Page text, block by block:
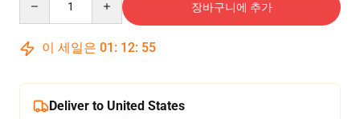
장바구니에 추가
이 세일은 01 : 12: 54
Deliver to United States